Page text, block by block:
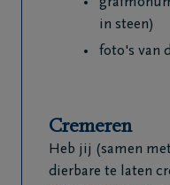
in steen)
foto's van
Cremeren
Heb jij (samen
dierbare te laten